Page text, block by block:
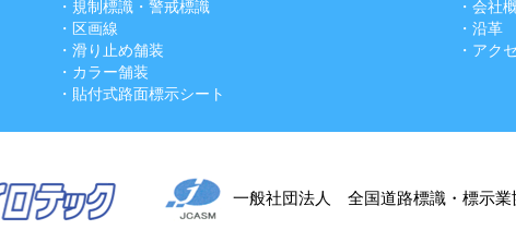
・規制標識・警戒標識
・区画線
・滑り止め舗装
・カラー舗装
・貼付式路面標示シート
・会社
・沿革
・アク
一般社団法人 全国道路標識・標示業